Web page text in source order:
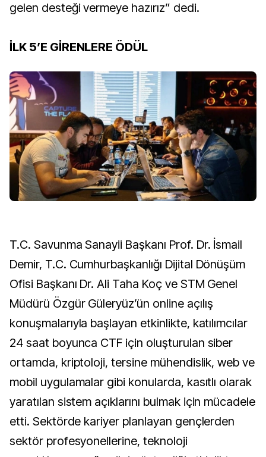
gelen desteği vermeye hazırız” dedi.
İLK 5’E GİRENLERE ÖDÜL
T.C. Savunma Sanayii Başkanı Prof. Dr. İsmail
Demir, T.C. Cumhurbaşkanlığı Dijital Dönüşüm
Ofisi Başkanı Dr. Ali Taha Koç ve STM Genel
Müdürü Özgür Güleryüz’ün online açılış
konuşmalarıyla başlayan etkinlikte, katılımcılar
24 saat boyunca CTF için oluşturulan siber
ortamda, kriptoloji, tersine mühendislik, web ve
mobil uygulamalar gibi konularda, kasıtlı olarak
yaratılan sistem açıklarını bulmak için mücadele
etti. Sektörde kariyer planlayan gençlerden
sektör profesyonellerine, teknoloji